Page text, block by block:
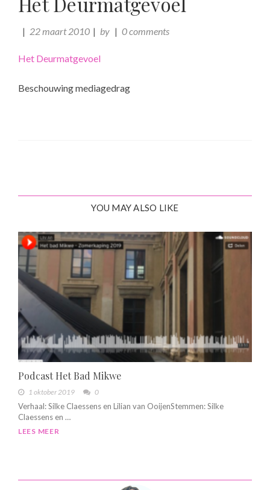
22 maart 2010 by 0 comments
Het Deurmatgevoel
Beschouwing mediagedrag
YOU MAY ALSO LIKE
Podcast Het Bad Mikwe
1 oktober 2019 0
Verhaal: Silke Claessens en Lilian van OoijenStemmen: Silke
Claessens en …
LEES MEER